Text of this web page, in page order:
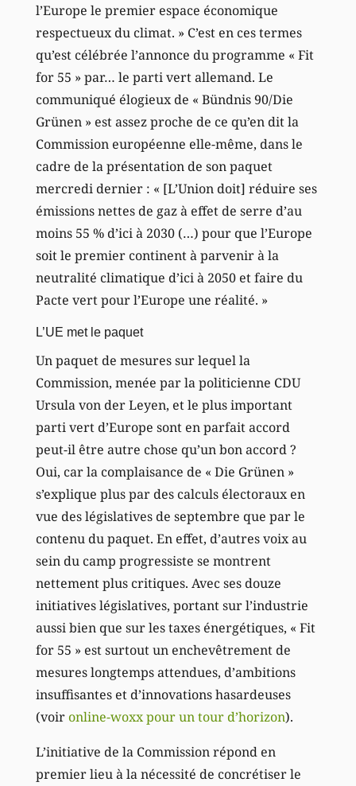
l’Europe le premier espace économique
respectueux du climat. » C’est en ces termes
qu’est célébrée l’annonce du programme « Fit
for 55 » par… le parti vert allemand. Le
communiqué élogieux de « Bündnis 90/Die
Grünen » est assez proche de ce qu’en dit la
Commission européenne elle-même, dans le
cadre de la présentation de son paquet
mercredi dernier : « [L’Union doit] réduire ses
émissions nettes de gaz à effet de serre d’au
moins 55 % d’ici à 2030 (…) pour que l’Europe
soit le premier continent à parvenir à la
neutralité climatique d’ici à 2050 et faire du
Pacte vert pour l’Europe une réalité. »
L’UE met le paquet
Un paquet de mesures sur lequel la
Commission, menée par la politicienne CDU
Ursula von der Leyen, et le plus important
parti vert d’Europe sont en parfait accord
peut-il être autre chose qu’un bon accord ?
Oui, car la complaisance de « Die Grünen »
s’explique plus par des calculs électoraux en
vue des législatives de septembre que par le
contenu du paquet. En effet, d’autres voix au
sein du camp progressiste se montrent
nettement plus critiques. Avec ses douze
initiatives législatives, portant sur l’industrie
aussi bien que sur les taxes énergétiques, « Fit
for 55 » est surtout un enchevêtrement de
mesures longtemps attendues, d’ambitions
insuffisantes et d’innovations hasardeuses
(voironline-woxx pour un tour d’horizon).
L’initiative de la Commission répond en
premier lieu à la nécessité de concrétiser le